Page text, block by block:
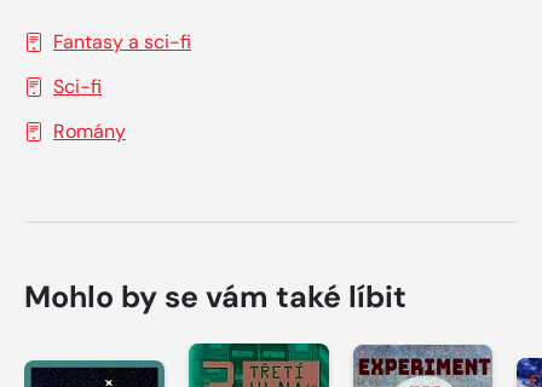
Fantasy a sci-fi
Sci-fi
Romány
Mohlo by se vám také líbit